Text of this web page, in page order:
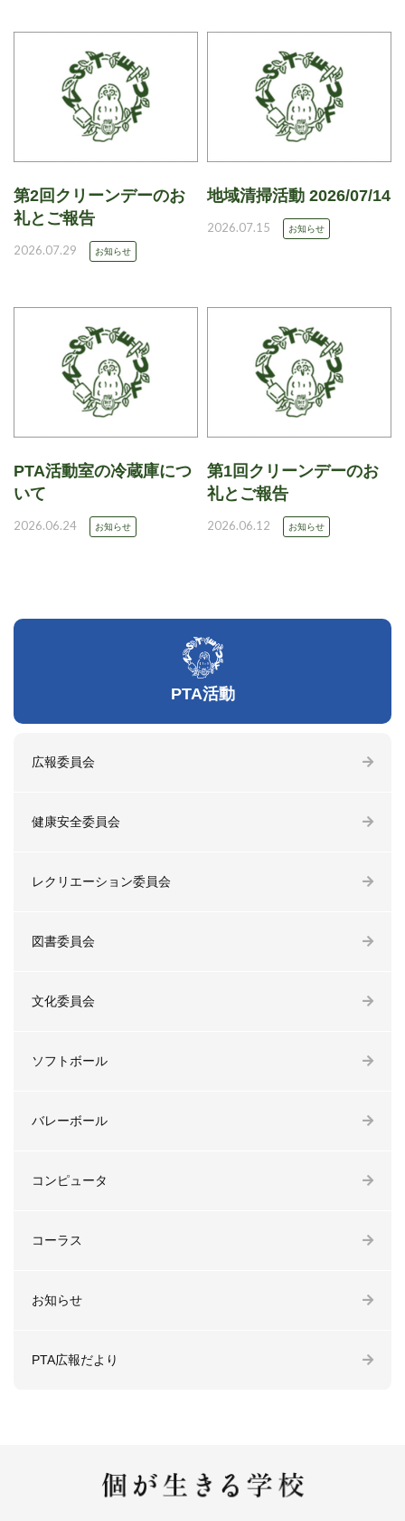
第2回クリーンデーのお
礼とご報告
2026.07.29 お知らせ
地域清掃活動 2026/07/14
2026.07.15 お知らせ
PTA活動室の冷蔵庫につ
いて
2026.06.24 お知らせ
第1回クリーンデーのお
礼とご報告
2026.06.12 お知らせ
PTA活動
広報委員会
健康安全委員会
レクリエーション委員会
図書委員会
文化委員会
ソフトボール
バレーボール
コンピュータ
コーラス
お知らせ
PTA広報だより